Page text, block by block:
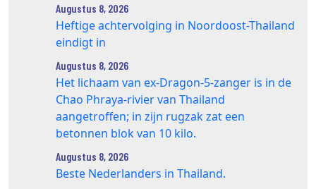
Augustus 8, 2026
Heftige achtervolging in Noordoost-Thailand
eindigt in
Augustus 8, 2026
Het lichaam van ex-Dragon‑5‑zanger is in de
Chao Phraya‑rivier van Thailand
aangetroffen; in zijn rugzak zat een
betonnen blok van 10 kilo.
Augustus 8, 2026
Beste Nederlanders in Thailand.